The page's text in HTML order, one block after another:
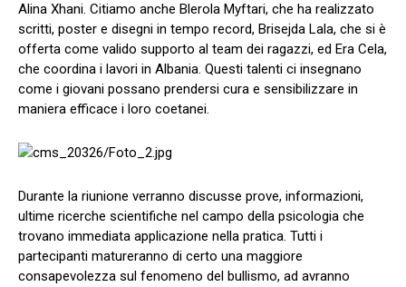
Alina Xhani. Citiamo anche Blerola Myftari, che ha realizzato
scritti, poster e disegni in tempo record, Brisejda Lala, che si è
offerta come valido supporto al team dei ragazzi, ed Era Cela,
che coordina i lavori in Albania. Questi talenti ci insegnano
come i giovani possano prendersi cura e sensibilizzare in
maniera efficace i loro coetanei.
Durante la riunione verranno discusse prove, informazioni,
ultime ricerche scientifiche nel campo della psicologia che
trovano immediata applicazione nella pratica. Tutti i
partecipanti matureranno di certo una maggiore
consapevolezza sul fenomeno del bullismo, ad avranno